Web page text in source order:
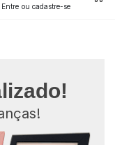
Entre ou cadastre-se